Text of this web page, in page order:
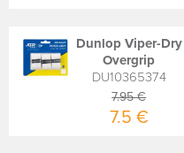
Dunlop Viper-Dry
Overgrip
DU10365374
7.95 €
7.5 €